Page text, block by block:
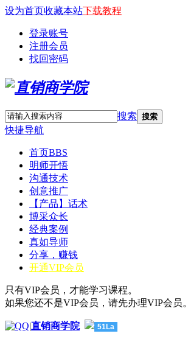
设为首页收藏本站下载教程
登录账号
注册会员
找回密码
搜索 搜索
快捷导航
首页BBS
明师开悟
沟通技术
创意推广
【产品】话术
博采众长
经典案例
真如导师
分享，赚钱
开通VIP会员
只有VIP会员，才能学习课程。
如果您还不是VIP会员，请先办理VIP会员。
|直销商学院 51La